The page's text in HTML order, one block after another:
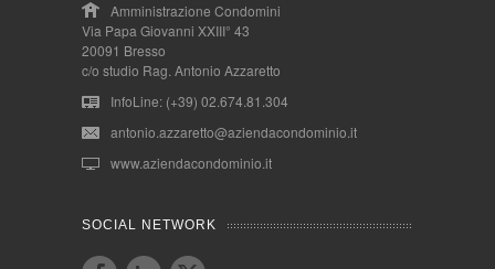
Amministrazione Condomini
Via Papa Giovanni XXIII° 43
20091 Bresso
c/o studio Rag. Antonio Azzaretto
InfoLine: (+39) 02.674.81.304
antonio.azzaretto@aziendacondominio.it
www.aziendacondominio.it
SOCIAL NETWORK